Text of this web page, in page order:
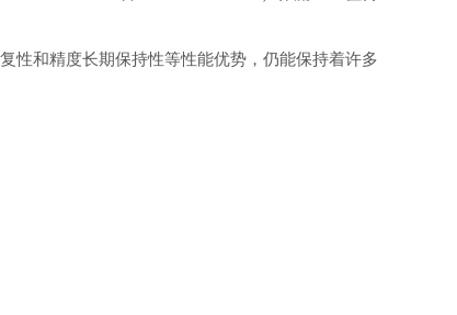
性和精度长期保持性等性能优势，仍能保持着许多